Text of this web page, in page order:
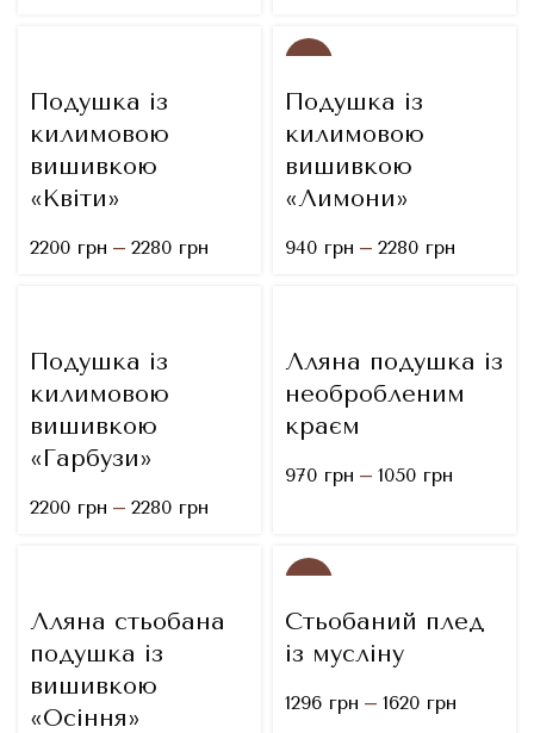
Подушка із
килимовою
вишивкою
«Квіти»
2200 грн – 2280 грн
Подушка із
килимовою
вишивкою
«Лимони»
940 грн – 2280 грн
Подушка із
килимовою
вишивкою
«Гарбузи»
2200 грн – 2280 грн
Лляна подушка із
необробленим
краєм
970 грн – 1050 грн
Лляна стьобана
подушка із
вишивкою
«Осіння»
NEW
Стьобаний плед
із мусліну
1296 грн – 1620 грн